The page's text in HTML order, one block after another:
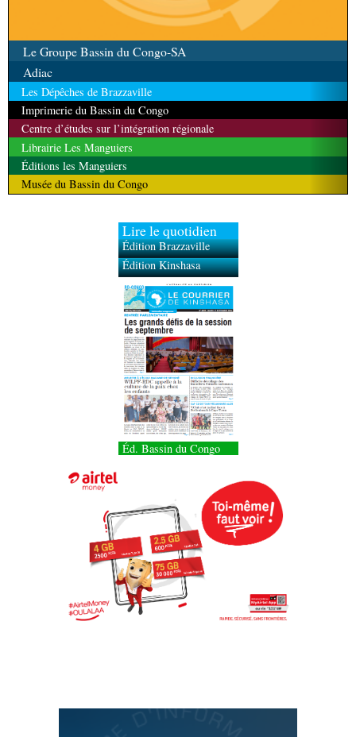
Le Groupe Bassin du Congo-SA
Adiac
Les Dépêches de Brazzaville
Imprimerie du Bassin du Congo
Centre d’études sur l’intégration régionale
Librairie Les Manguiers
Éditions les Manguiers
Musée du Bassin du Congo
Lire le quotidien
Édition Brazzaville
Édition Kinshasa
Éd. Bassin du Congo